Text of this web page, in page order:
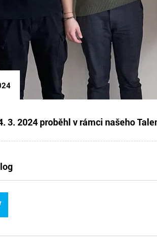
3. 2024 proběhl v rámci našeho